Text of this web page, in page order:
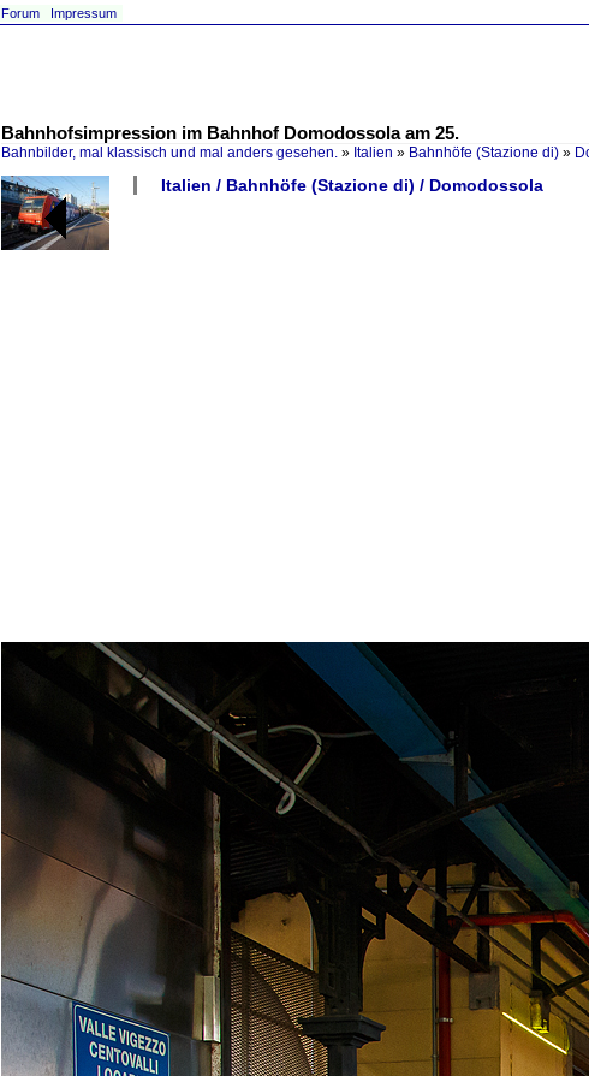
Forum Impressum
Bahnhofsimpression im Bahnhof Domodossola am 25.
Bahnbilder, mal klassisch und mal anders gesehen. » Italien » Bahnhöfe (Stazione di) »
Italien / Bahnhöfe (Stazione di) / Domodossola